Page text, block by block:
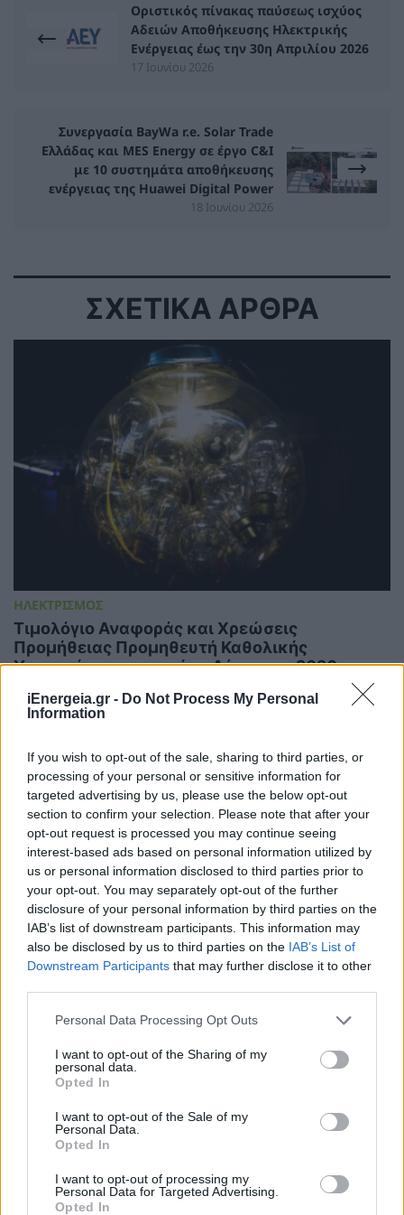
iEnergeia.gr - Do Not Process My Personal
Information
If you wish to opt-out of the sale, sharing to third parties, or
processing of your personal or sensitive information for
targeted advertising by us, please use the below opt-out
section to confirm your selection. Please note that after your
opt-out request is processed you may continue seeing
interest-based ads based on personal information utilized by
us or personal information disclosed to third parties prior to
your opt-out. You may separately opt-out of the further
disclosure of your personal information by third parties on the
IAB’s list of downstream participants. This information may
also be disclosed by us to third parties on the IAB’s List of
Downstream Participants that may further disclose it to other
Personal Data Processing Opt Outs
I want to opt-out of the Sharing of my
personal data.
Opted In
I want to opt-out of the Sale of my
Personal Data.
Opted In
I want to opt-out of processing my
Personal Data for Targeted Advertising.
Opted In
Οριστικός πίνακας παύσεως ισχύος
Αδειών Αποθήκευσης Ηλεκτρικής
Ενέργειας έως την 30η Απριλίου 2026
17 Ιουνίου 2026
Συνεργασία BayWa r.e. Solar Trade
Ελλάδας και MES Energy σε έργο C&I
με 10 συστημάτα αποθήκευσης
ενέργειας της Huawei Digital Power
18 Ιουνίου 2026
ΣΧΕΤΙΚΑ ΑΡΘΡΑ
ΗΛΕΚΤΡΙΣΜΟΣ
Τιμολόγιο Αναφοράς και Χρεώσεις
Προμήθειας Προμηθευτή Καθολικής
Υπηρεσίας για τον μήνα Αύγουστο 2026
07/08/2026 - 13:49
μπαταρίες – Μεγάλη απώλεια για τις μικρές
επιχειρήσεις
07/08/2026 - 13:11